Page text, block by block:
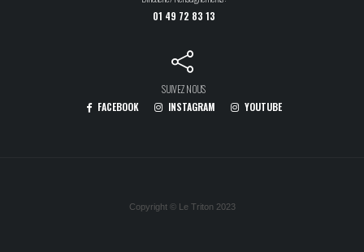
01 49 72 83 13
SUIVEZ NOUS
FACEBOOK
INSTAGRAM YOUTUBE
Copyright © Le Triton 2023